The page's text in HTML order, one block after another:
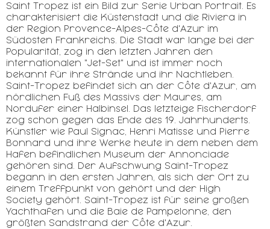
Saint Tropez ist ein Bild zur Serie Urban Portrait. Es
charakterisiert die Küstenstadt und die Riviera in
der Region Provence-Alpes-Côte d'Azur im
Südosten Frankreichs. Die Stadt war lange bei der
Popularität, zog in den letzten Jahren den
internationalen "Jet-Set" und ist immer noch
bekannt für ihre Strände und ihr Nachtleben.
Saint-Tropez befindet sich an der Côte d'Azur, am
nördlichen Fuß des Massivs der Maures, am
Nordufer einer Halbinsel. Das letzteige Fischerdorf
zog schon gegen das Ende des 19. Jahrhunderts.
Künstler wie Paul Signac, Henri Matisse und Pierre
Bonnard und ihre Werke heute in dem neben dem
Hafen befindlichen Museum der Annonciade
gehören sind. Der Aufschwung Saint-Tropez
begann in den ersten Jahren, als sich der Ort zu
einem Treffpunkt von gehört und der High
Society gehört. Saint-Tropez ist für seine großen
Yachthafen und die Baie de Pampelonne, den
größten Sandstrand der Côte d'Azur.